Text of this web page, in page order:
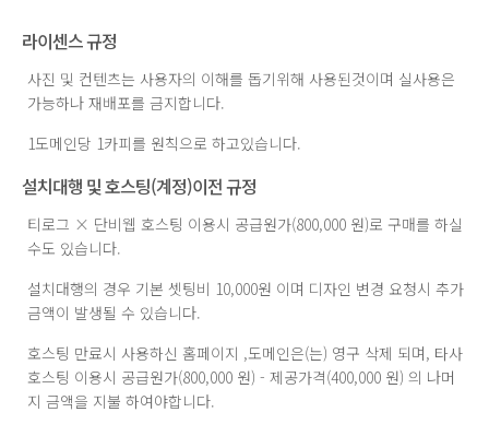
라이센스 규정
사진 및 컨텐츠는 사용자의 이해를 돕기위해 사용된것이며 실사용은
가능하나 재배포를 금지합니다.
1도메인당 1카피를 원칙으로 하고있습니다.
설치대행 및 호스팅(계정)이전 규정
티로그 × 단비웹 호스팅 이용시 공급원가(800,000 원)로 구매를 하실
수도 있습니다.
설치대행의 경우 기본 셋팅비 10,000원 이며 디자인 변경 요청시 추가
금액이 발생될 수 있습니다.
호스팅 만료시 사용하신 홈페이지 ,도메인은(는) 영구 삭제 되며, 타사
호스팅 이용시 공급원가(800,000 원) - 제공가격(400,000 원) 의 나머
지 금액을 지불 하여야합니다.